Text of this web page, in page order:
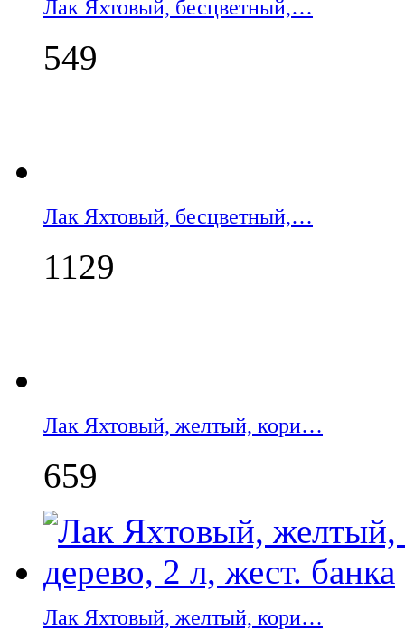
Лак Яхтовый, бесцветный,…
549
Лак Яхтовый, бесцветный,…
1129
Лак Яхтовый, желтый, кори…
659
Лак Яхтовый, желтый, кори…